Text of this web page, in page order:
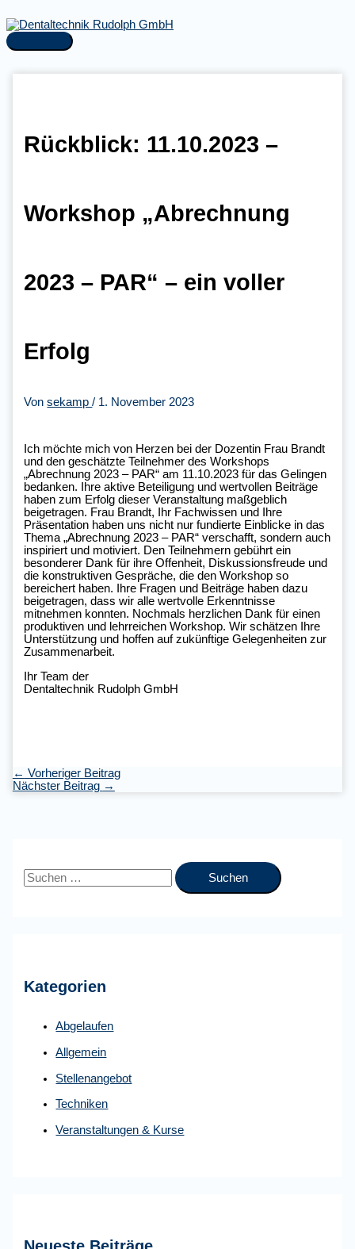
Inhalt
springen
Hauptmenü
Rückblick: 11.10.2023 –
Workshop „Abrechnung
2023 – PAR“ – ein voller
Erfolg
Vonsekamp/ 1. November 2023
Ich möchte mich von Herzen bei der Dozentin Frau Brandt
und den geschätzte Teilnehmer des Workshops
„Abrechnung 2023 – PAR“ am 11.10.2023 für das Gelingen
bedanken. Ihre aktive Beteiligung und wertvollen Beiträge
haben zum Erfolg dieser Veranstaltung maßgeblich
beigetragen. Frau Brandt, Ihr Fachwissen und Ihre
Präsentation haben uns nicht nur fundierte Einblicke in das
Thema „Abrechnung 2023 – PAR“ verschafft, sondern auch
inspiriert und motiviert. Den Teilnehmern gebührt ein
besonderer Dank für ihre Offenheit, Diskussionsfreude und
die konstruktiven Gespräche, die den Workshop so
bereichert haben. Ihre Fragen und Beiträge haben dazu
beigetragen, dass wir alle wertvolle Erkenntnisse
mitnehmen konnten. Nochmals herzlichen Dank für einen
produktiven und lehrreichen Workshop. Wir schätzen Ihre
Unterstützung und hoffen auf zukünftige Gelegenheiten zur
Zusammenarbeit.
Ihr Team der
Dentaltechnik Rudolph GmbH
← Vorheriger Beitrag
Nächster Beitrag →
S
n
Kategorien
Abgelaufen
Allgemein
Stellenangebot
Techniken
Veranstaltungen & Kurse